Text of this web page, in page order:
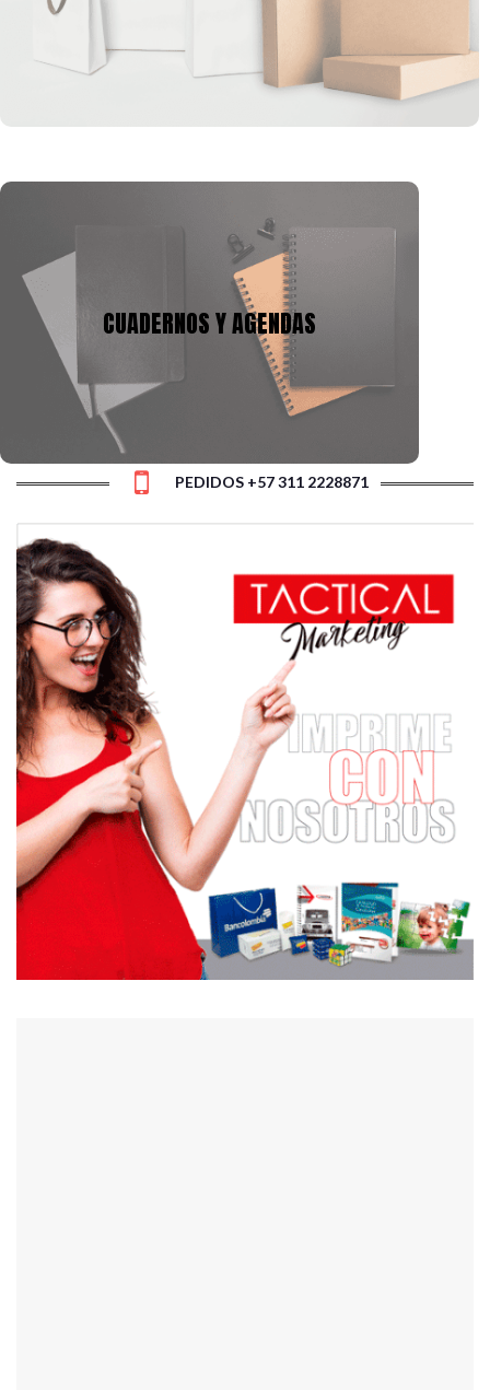
formas, que se pueden ajustar a la imagen corporativa de tu
CUADERNOS Y AGENDAS
CUADERNOS Y AGENDAS
Tenemos mas de 10 años en la fabricación de
cuadernos y agendas, podemos adecuarnos a tu
presupuesto y a la necesidad, con gran variedad de
tamaños, cantidad de hojas y materiales.
PEDIDOS +57 311 2228871